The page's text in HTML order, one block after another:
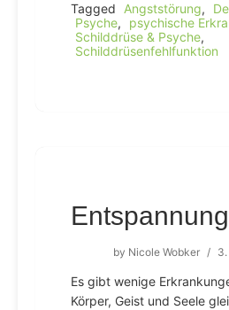
Tagged Angststörung,
Psyche, psychische
Schilddrüse & Psyche,
Schilddrüsenfehlfunktion
by Nicole Wobker /
Es gibt wenige
Körper, Geist und Seele